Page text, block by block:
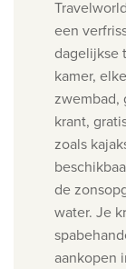
een
dagelijkse
kamer,
zwembad, gratis wifi, dagelijkse internationale
krant,
zoals k
de
water. Je
aankopen